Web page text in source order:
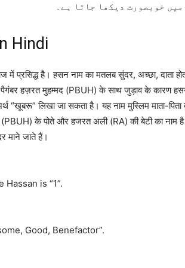
خوبصورت دیکھا جاتا ہے۔
Hindi
प्रसिद्ध है। हसन नाम का मतलब सुंदर, अच्छा, दाता
पैगंबर हज़रत मुहम्मद (PBUH) के साथ जुड़ाव के कारण
लिखा जा सकता है। यह नाम मुस्लिम माता-पिता
(PBUH) के पोते और हजरत अली (RA) की बेटी का
माने जाते हैं।
is “1”.
Good, Benefactor”.